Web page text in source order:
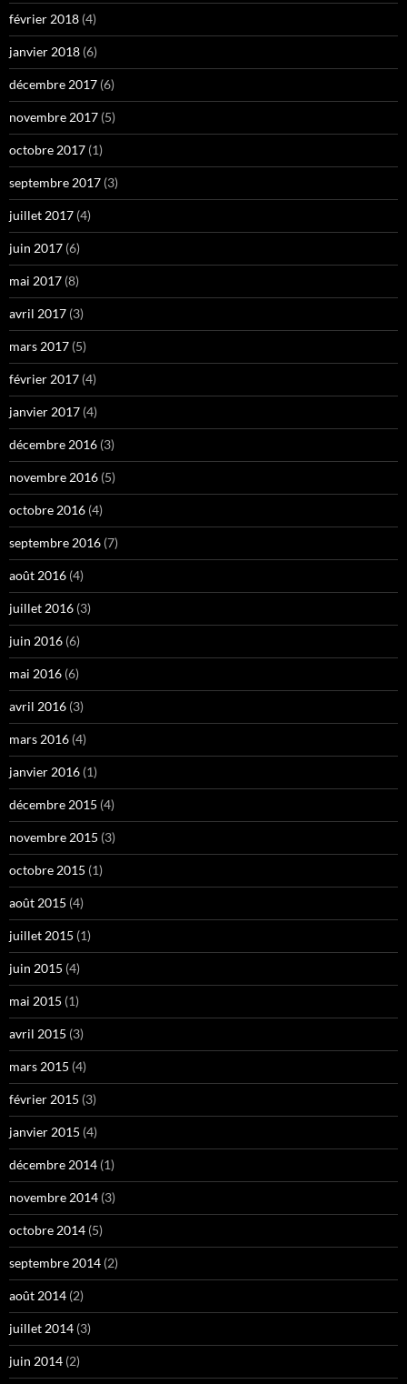
février 2018 (4)
janvier 2018 (6)
décembre 2017 (6)
novembre 2017 (5)
octobre 2017 (1)
septembre 2017 (3)
juillet 2017 (4)
juin 2017 (6)
mai 2017 (8)
avril 2017 (3)
mars 2017 (5)
février 2017 (4)
janvier 2017 (4)
décembre 2016 (3)
novembre 2016 (5)
octobre 2016 (4)
septembre 2016 (7)
août 2016 (4)
juillet 2016 (3)
juin 2016 (6)
mai 2016 (6)
avril 2016 (3)
mars 2016 (4)
janvier 2016 (1)
décembre 2015 (4)
novembre 2015 (3)
octobre 2015 (1)
août 2015 (4)
juillet 2015 (1)
juin 2015 (4)
mai 2015 (1)
avril 2015 (3)
mars 2015 (4)
février 2015 (3)
janvier 2015 (4)
décembre 2014 (1)
novembre 2014 (3)
octobre 2014 (5)
septembre 2014 (2)
août 2014 (2)
juillet 2014 (3)
juin 2014 (2)